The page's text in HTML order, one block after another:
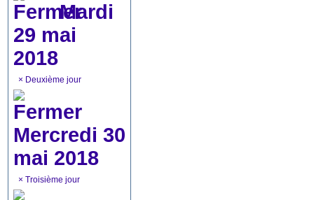
Mardi
29 mai
2018
× Deuxième jour
Mercredi 30
mai 2018
× Troisième jour